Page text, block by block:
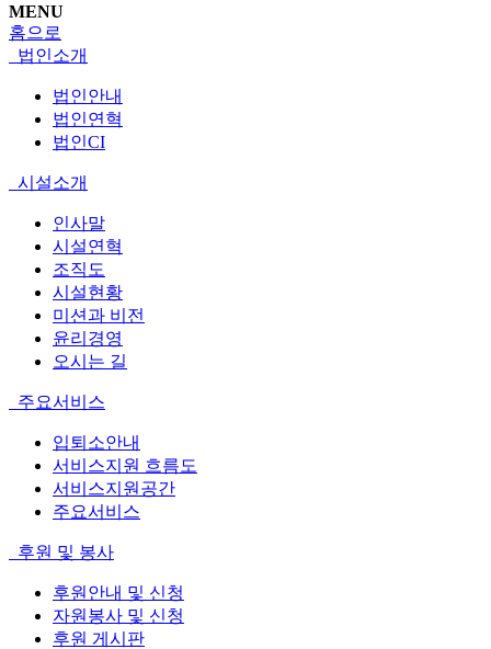
MENU
홈으로
법인소개
법인안내
법인연혁
법인CI
시설소개
인사말
시설연혁
조직도
시설현황
미션과 비전
윤리경영
오시는 길
주요서비스
입퇴소안내
서비스지원 흐름도
서비스지원공간
주요서비스
후원 및 봉사
후원안내 및 신청
자원봉사 및 신청
후원 게시판